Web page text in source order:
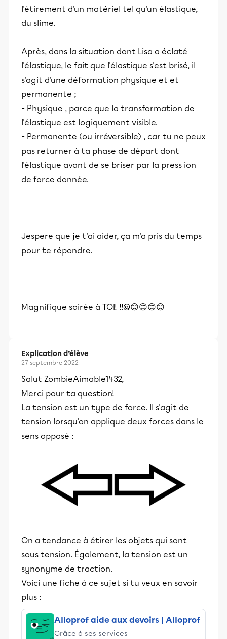
l'étirement d'un matériel tel qu'un élastique,
du slime.
Après, dans la situation dont Lisa a éclaté
l'élastique, le fait que l'élastique s'est brisé, il
s'agit d'une déformation physique et et
permanente ;
- Physique , parce que la transformation de
l'élastique est logiquement visible.
- Permanente (ou irréversible) , car tu ne peux
pas returner à ta phase de départ dont
l'élastique avant de se briser par la press ion
de force donnée.
Jespere que je t'ai aider, ça m'a pris du temps
pour te répondre.
Magnifique soirée à TOI! !!@😊😊😊😊
Explication d’élève
27 septembre 2022
Salut ZombieAimable1432,
Merci pour ta question!
La tension est un type de force. Il s'agit de
tension lorsqu'on applique deux forces dans le
sens opposé :
On a tendance à étirer les objets qui sont
sous tension. Également, la tension est un
synonyme de traction.
Voici une fiche à ce sujet si tu veux en savoir
plus :
Alloprof aide aux devoirs | Alloprof
Grâce à ses services